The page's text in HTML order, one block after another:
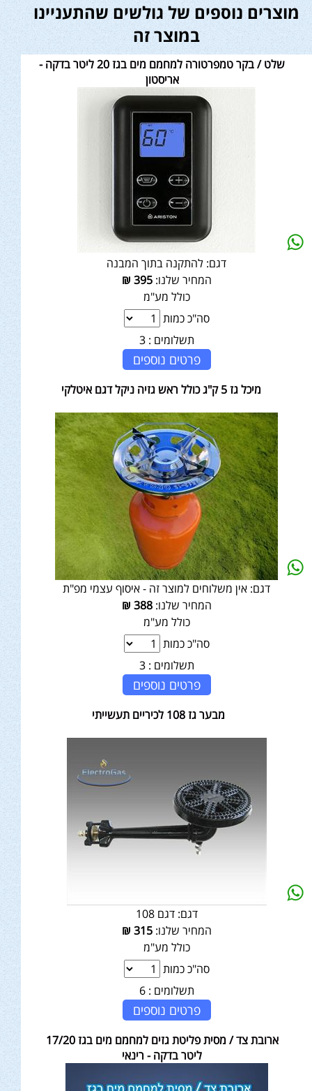
מוצרים נוספים של גולשים שהתעניינו
במוצר זה
שלט / בקר טמפרטורה למחמם מים בגז 20 ליטר בדקה -
אריסטון
דגם: להתקנה בתוך המבנה
המחיר שלנו:395
₪
כולל מע"מ
סה"כ כמות
תשלומים : 3
פרטים נוספים
מיכל גז 5 ק"ג כולל ראש גזיה ניקל דגם איטלקי
דגם: אין משלוחים למוצר זה - איסוף עצמי מפ"ת
המחיר שלנו:388
₪
כולל מע"מ
סה"כ כמות
תשלומים : 3
פרטים נוספים
מבער גז 108 לכיריים תעשייתי
דגם: דגם 108
המחיר שלנו:315
₪
כולל מע"מ
סה"כ כמות
תשלומים : 6
פרטים נוספים
ארובת צד / מסית פליטת גזים למחמם מים בגז 17/20
ליטר בדקה - רינאי